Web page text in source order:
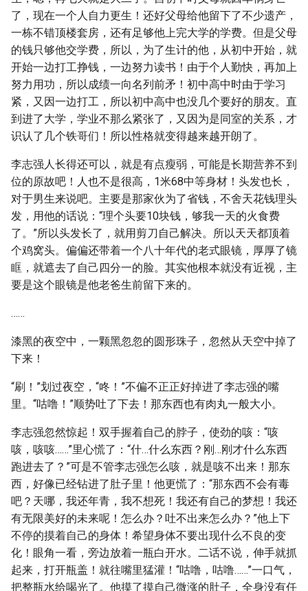
了，现在一个人自力更生！还好父母给他留下了不少遗产，
一栋不错顶楼套房，还有足够他上完大学的学费。但是父母
的钱只够他交学费，所以，为了生计的他，从初中开始，就
开始一边打工挣钱，一边努力读书！由于个人勤快，再加上
努力用功，所以成绩一向名列前矛！初中高中时由于学习
紧，又因一边打工，所以初中高中也没几个要好的朋友。直
到进了大学，学业不那么紧张了，又因为是同室的关系，才
识认了几个铁哥们！所以性格就变得越来越开朗了。
李志强人长得还可以，就是有点瘦弱，可能是长期营养不到
位的原故吧！人也不是很高，1米68中等身材！头发也长，
对于男生来说吧。主要是那家伙为了省钱，不舍天花钱理头
发，用他的话说：“理个头要10块钱，够我一天的火食费
了。”所以头发长了，就用剪刀自己解决。所以天天都顶着
个鸡窝头。偏偏还带着一个八十年代的老式眼镜，厚厚了镜
眶，就遮去了自己四分一的脸。其实他根本就没有近视，主
要是这个眼镜是他老爸生前留下来的。
……
漆黑的夜空中，一颗黑忽忽的圆形珠子，忽然从天空中掉了
下来！
“刷！”划过夜空，“咚！”不偏不正正好掉进了李志强的嘴
里。“咕噜！”顺势吐了下去！那东西也有肉丸一般大小。
李志强忽然惊起！双手握着自己的脖子，使劲的咳：“咳
咳，咳咳……”里心慌了：“什…什么东西？刚…刚才什么东西
跑进去了？”可是不管李志强怎么咳，就是咳不出来！那东
西，好像已经钻进了肚子里！他更慌了：“那东西不会有毒
吧？天哪，我还年青，我不想死！我还有自己的梦想！我还
有无限美好的未来呢！怎么办？吐不出来怎么办？”他上下
不停的摸着自己的身体！希望身体不要出现什么不良的变
化！眼角一看，旁边放着一瓶白开水。二话不说，伸手就抓
起来，打开瓶盖！就往嘴里猛灌！“咕噜，咕噜……”一口气，
把整瓶水给喝光了。他摸了摸自己微涨的肚子，全身没有任